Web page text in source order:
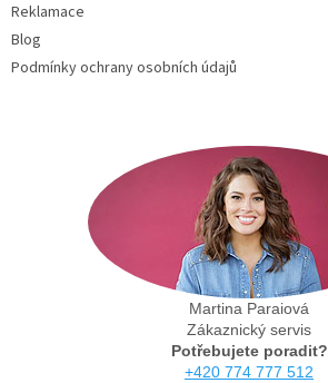
Reklamace
Blog
Podmínky ochrany osobních údajů
Martina Paraiová
Zákaznický servis
Potřebujete poradit?
+420 774 777 512